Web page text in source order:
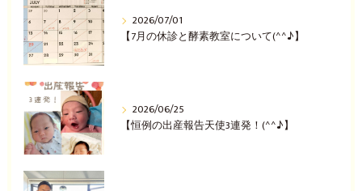
2026/07/01
【7月の休診と酵素教室について(^^♪】
2026/06/25
【恒例の出産報告天使3連発！(^^♪】